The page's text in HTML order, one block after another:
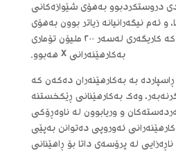
دروستکردبوو بەهۆی شێوازەکانی
و ئەم نیگەرانیانە زیاتر بوون بەهۆی
دزەکردنی داتای دواییەوە کە کاریگەری لەسەر ٢٠٠ ملیۆن تۆماری
بەکارهێنەرانی X هەبوو.
بە بەکارهێنەران دەکەن کە
وەک بەکارهێنانی ڕێکخستنە
و وریابوون لە ناوەڕۆکی
ئەوروپی دەتوانن بەپێی
پاراستنەکانی GDPR ناڕەزایی لە پرۆسەی داتا بۆ ڕاهێنانی